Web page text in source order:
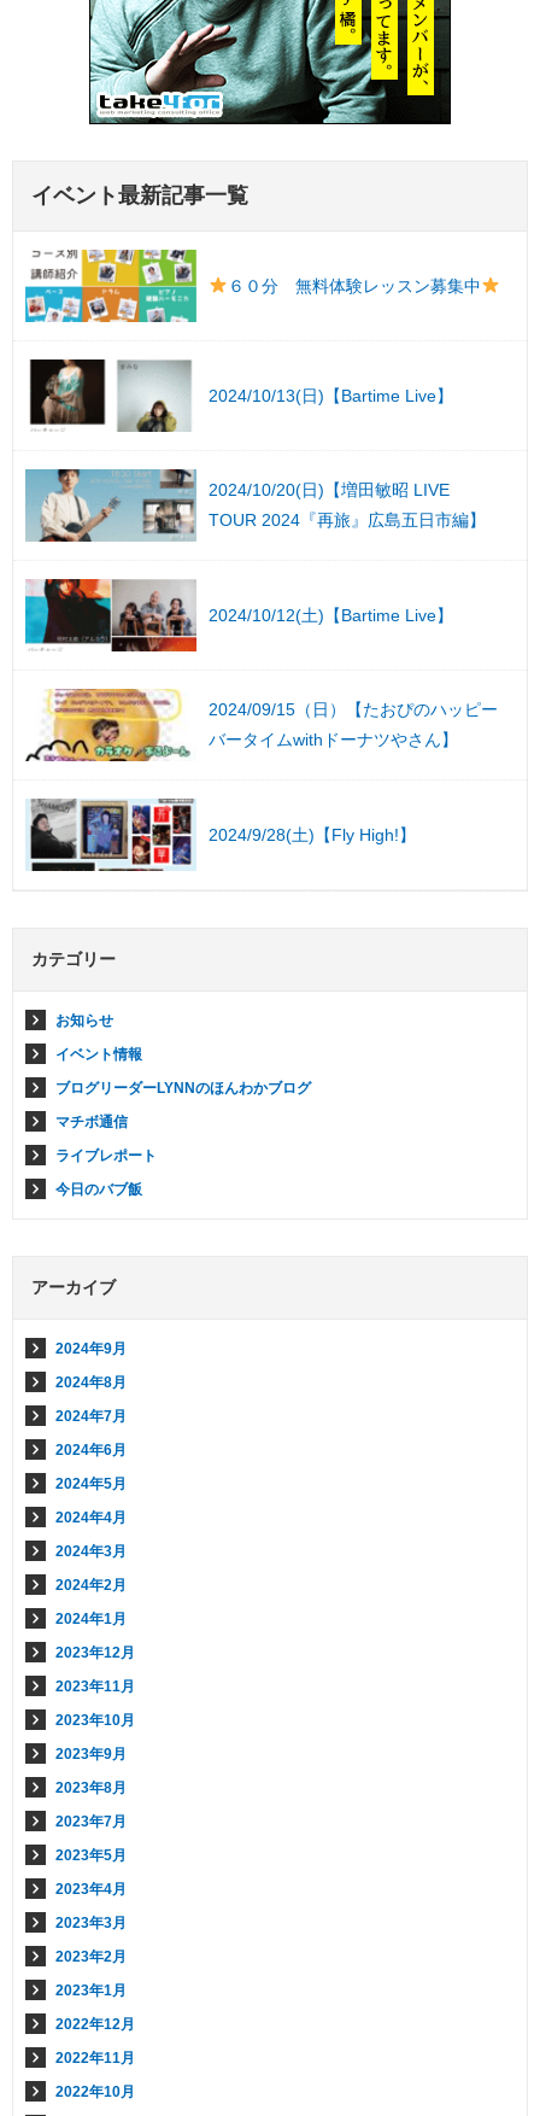
イベント最新記事一覧
６０分 無料体験レッスン募集中
2024/10/13(日)【Bartime Live】
2024/10/20(日)【増田敏昭 LIVE
TOUR 2024『再旅』広島五日市編】
2024/10/12(土)【Bartime Live】
2024/09/15（日）【たおぴのハッピー
バータイムwithドーナツやさん】
2024/9/28(土)【Fly High!】
カテゴリー
お知らせ
イベント情報
ブログリーダーLYNNのほんわかブログ
マチボ通信
ライブレポート
今日のバブ飯
アーカイブ
2024年9月
2024年8月
2024年7月
2024年6月
2024年5月
2024年4月
2024年3月
2024年2月
2024年1月
2023年12月
2023年11月
2023年10月
2023年9月
2023年8月
2023年7月
2023年5月
2023年4月
2023年3月
2023年2月
2023年1月
2022年12月
2022年11月
2022年10月